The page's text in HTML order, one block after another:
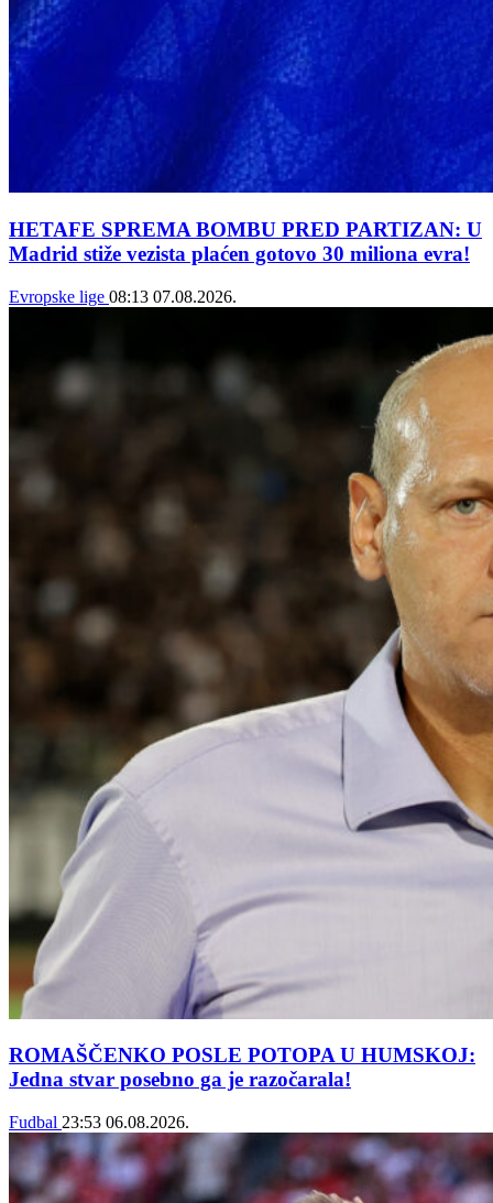
HETAFE SPREMA BOMBU PRED PARTIZAN: U
Madrid stiže vezista plaćen gotovo 30 miliona evra!
Evropske lige 08:13 07.08.2026.
ROMAŠČENKO POSLE POTOPA U HUMSKOJ:
Jedna stvar posebno ga je razočarala!
Fudbal 23:53 06.08.2026.